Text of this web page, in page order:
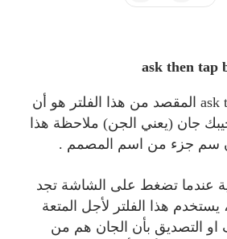
ask المقصد من هذا الفلتر هو أن
جان (يعني الجن) ملاحظة هذا
سم جزء من اسم المصمم .
عندما تضغط على الشاشة تجد
هذا الفلتر لأجل المتعة
او التصديق بأن الجان هم من